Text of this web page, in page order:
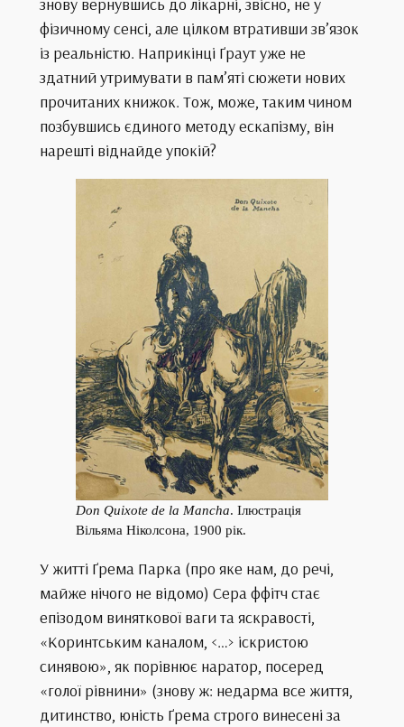
знову вернувшись до лікарні, звісно, не у
фізичному сенсі, але цілком втративши зв’язок
із реальністю. Наприкінці Ґраут уже не
здатний утримувати в пам’яті сюжети нових
прочитаних книжок. Тож, може, таким чином
позбувшись єдиного методу ескапізму, він
нарешті віднайде упокій?
Don Quixote de la Mancha. Ілюстрація
Вільяма Ніколсона, 1900 рік.
У житті Ґрема Парка (про яке нам, до речі,
майже нічого не відомо) Сера ффітч стає
епізодом виняткової ваги та яскравості,
«Коринтським каналом, <…> іскристою
синявою», як порівнює наратор, посеред
«голої рівнини» (знову ж: недарма все життя,
дитинство, юність Ґрема строго винесені за